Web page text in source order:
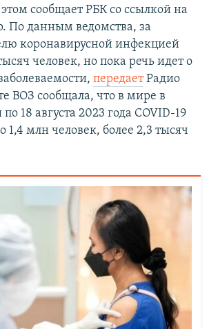
сообщает РБК со ссылкой на
По данным ведомства, за
коронавирусной инфекцией
человек, но пока речь идет о
передаетРадио
ВОЗ сообщала, что в мире в
18 августа 2023 года COVID-19
1,4 млн человек, более 2,3 тысяч